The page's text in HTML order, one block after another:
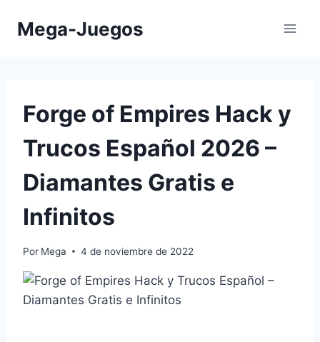
Mega-Juegos
Forge of Empires ⁣Hack y
Trucos Español 2026 –
Diamantes Gratis e
Infinitos
Por Mega 4 de noviembre de 2022